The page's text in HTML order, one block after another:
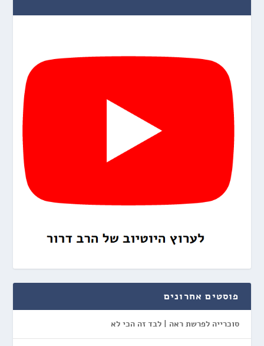
פוסטים אחרונים
סוכרייה לפרשת ראה | לבד זה הכי לא